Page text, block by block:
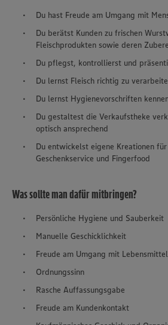
Du hast Freude am Umgang mit
Du berätst Kunden zu frischen
Fleischprodukten sowie deren
Du pflegst, kontrollierst und
Du lernst Fleisch richtig zu
Du lernst Hygienevorschriften
Du gestaltest die Verkaufstheke
optisch ansprechend
Du entwickelst eigene Kreationen
Geschenkservice und Fingerfood
Was sollte man dafür mitbringen?
Persönliche Hygiene und Sauberkeit
Manuelle Geschicklichkeit
Freude am Umgang mit
Ordnungssinn
Rasche Auffassungsgabe
Freude am Kundenkontakt